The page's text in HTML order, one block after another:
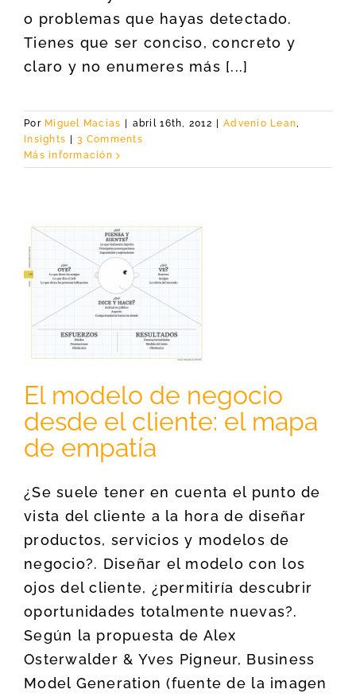
o problemas que hayas detectado.
Tienes que ser conciso, concreto y
claro y no enumeres más [...]
Por Miguel Macías abril 16th, 2012 Advenio Lean,
Insights
3 Comments
Más información
El modelo de negocio
desde el cliente: el mapa
de empatía
¿Se suele tener en cuenta el punto de
vista del cliente a la hora de diseñar
productos, servicios y modelos de
negocio?. Diseñar el modelo con los
ojos del cliente, ¿permitiría descubrir
oportunidades totalmente nuevas?.
Según la propuesta de Alex
Osterwalder & Yves Pigneur, Business
Model Generation (fuente de la imagen